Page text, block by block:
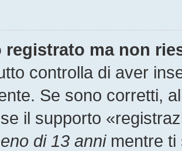
registrato ma non
controlla di aver
Se sono corretti,
il supporto
di 13 annimentre ti